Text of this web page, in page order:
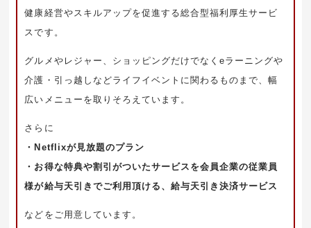
健康経営やスキルアップを促進する総合型福利厚生サービ
スです。
グルメやレジャー、ショッピングだけでなくeラーニングや
介護・引っ越しなどライフイベントに関わるものまで、幅
広いメニューを取りそろえています。
さらに
・Netflixが見放題のプラン
・お得な特典や割引がついたサービスを会員企業の従業員
様が給与天引きでご利用頂ける、給与天引き決済サービス
などをご用意しています。